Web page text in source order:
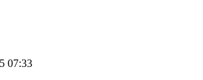
07:33